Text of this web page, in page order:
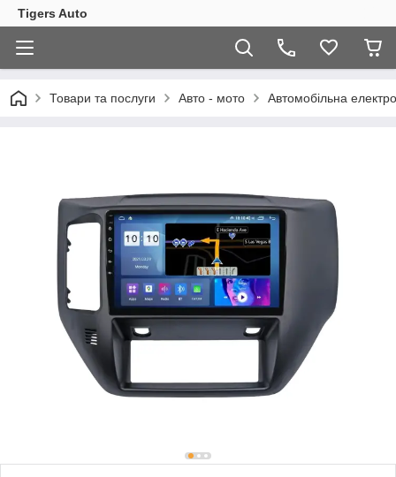
Tigers Auto
Товари та послуги Авто - мото Автомобільна